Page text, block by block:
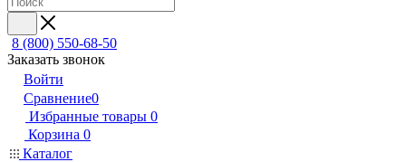
8 (800) 550-68-50
Заказать звонок
Войти
Сравнение0
Избранные товары 0
Корзина 0
Каталог